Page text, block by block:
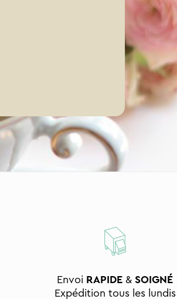
Envoi RAPIDE &SOIGNÉ
Expédition tous les lundis